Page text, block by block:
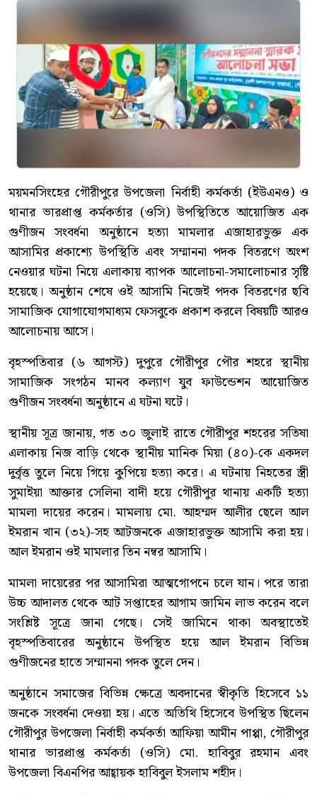
ময়মনসিংহের গৌরীপুরে উপজেলা নির্বাহী কর্মকর্তা (ইউএনও) ও
থানার ভারপ্রাপ্ত কর্মকর্তার (ওসি) উপস্থিতিতে আয়োজিত এক
গুণীজন সংবর্ধনা অনুষ্ঠানে হত্যা মামলার এজাহারভুক্ত এক
আসামির প্রকাশ্যে উপস্থিতি এবং সম্মাননা পদক বিতরণে অংশ
নেওয়ার ঘটনা নিয়ে এলাকায় ব্যাপক আলোচনা-সমালোচনার সৃষ্টি
হয়েছে। অনুষ্ঠান শেষে ওই আসামি নিজেই পদক বিতরণের ছবি
সামাজিক যোগাযোগমাধ্যম ফেসবুকে প্রকাশ করলে বিষয়টি আরও
আলোচনায় আসে।
বৃহস্পতিবার (৬ আগস্ট) দুপুরে গৌরীপুর পৌর শহরে স্থানীয়
সামাজিক সংগঠন মানব কল্যাণ যুব ফাউন্ডেশন আয়োজিত
গুণীজন সংবর্ধনা অনুষ্ঠানে এ ঘটনা ঘটে।
স্থানীয় সূত্র জানায়, গত ৩০ জুলাই রাতে গৌরীপুর শহরের সতিষা
এলাকায় নিজ বাড়ি থেকে স্থানীয় মানিক মিয়া (৪০)-কে একদল
দুর্বৃত্ত তুলে নিয়ে গিয়ে কুপিয়ে হত্যা করে। এ ঘটনায় নিহতের স্ত্রী
সুমাইয়া আক্তার সেলিনা বাদী হয়ে গৌরীপুর থানায় একটি হত্যা
মামলা দায়ের করেন। মামলায় মো. আহম্মদ আলীর ছেলে আল
ইমরান খান (৩২)-সহ আটজনকে এজাহারভুক্ত আসামি করা হয়।
আল ইমরান ওই মামলার তিন নম্বর আসামি।
মামলা দায়েরের পর আসামিরা আত্মগোপনে চলে যান। পরে তারা
উচ্চ আদালত থেকে আট সপ্তাহের আগাম জামিন লাভ করেন বলে
সংশ্লিষ্ট সূত্রে জানা গেছে। সেই জামিনে থাকা অবস্থাতেই
বৃহস্পতিবারের অনুষ্ঠানে উপস্থিত হয়ে আল ইমরান বিভিন্ন
গুণীজনের হাতে সম্মাননা পদক তুলে দেন।
অনুষ্ঠানে সমাজের বিভিন্ন ক্ষেত্রে অবদানের স্বীকৃতি হিসেবে ১১
জনকে সংবর্ধনা দেওয়া হয়। এতে অতিথি হিসেবে উপস্থিত ছিলেন
গৌরীপুর উপজেলা নির্বাহী কর্মকর্তা আফিয়া আমীন পাপ্পা, গৌরীপুর
থানার ভারপ্রাপ্ত কর্মকর্তা (ওসি) মো. হাবিবুর রহমান এবং
উপজেলা বিএনপির আহ্বায়ক হাবিবুল ইসলাম শহীদ।